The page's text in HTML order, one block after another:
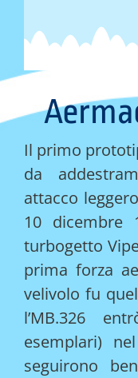
Il primo
da
attacco
10 dicembre
turbogetto
prima forza
velivolo fu
l’MB.326
esemplari)
seguirono